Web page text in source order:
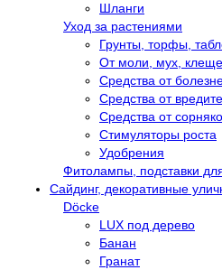
Шланги
Уход за растениями
Грунты, торфы,
От моли, мух,
Средства от
Средства от
Средства от
Стимуляторы роста
Удобрения
Фитолампы, подставки
Сайдинг, декоративные
Döcke
LUX под дерево
Банан
Гранат